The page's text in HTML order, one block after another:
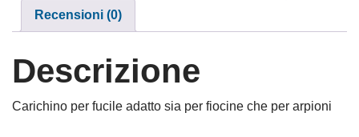
Recensioni (0)
Descrizione
Carichino per fucile adatto sia per fiocine che per arpioni